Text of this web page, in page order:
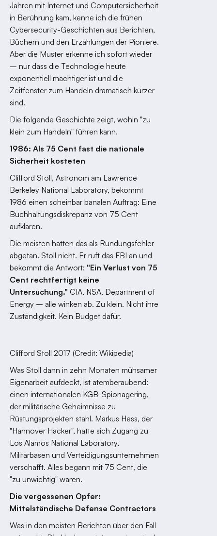
Jahren mit Internet und Computersicherheit
in Berührung kam, kenne ich die frühen
Cybersecurity-Geschichten aus Berichten,
Büchern und den Erzählungen der Pioniere.
Aber die Muster erkenne ich sofort wieder
– nur dass die Technologie heute
exponentiell mächtiger ist und die
Zeitfenster zum Handeln dramatisch kürzer
sind.
Die folgende Geschichte zeigt, wohin "zu
klein zum Handeln" führen kann.
1986: Als 75 Cent fast die nationale
Sicherheit kosteten
Clifford Stoll, Astronom am Lawrence
Berkeley National Laboratory, bekommt
1986 einen scheinbar banalen Auftrag: Eine
Buchhaltungsdiskrepanz von 75 Cent
aufklären.
Die meisten hätten das als Rundungsfehler
abgetan. Stoll nicht. Er ruft das FBI an und
bekommt die Antwort: "Ein Verlust von 75
Cent rechtfertigt keine
Untersuchung." CIA, NSA, Department of
Energy – alle winken ab. Zu klein. Nicht ihre
Zuständigkeit. Kein Budget dafür.
Clifford Stoll 2017 (Credit: Wikipedia)
Was Stoll dann in zehn Monaten mühsamer
Eigenarbeit aufdeckt, ist atemberaubend:
einen internationalen KGB-Spionagering,
der militärische Geheimnisse zu
Rüstungsprojekten stahl. Markus Hess, der
"Hannover Hacker", hatte sich Zugang zu
Los Alamos National Laboratory,
Militärbasen und Verteidigungsunternehmen
verschafft. Alles begann mit 75 Cent, die
"zu unwichtig" waren.
Die vergessenen Opfer:
Mittelständische Defense Contractors
Was in den meisten Berichten über den Fall